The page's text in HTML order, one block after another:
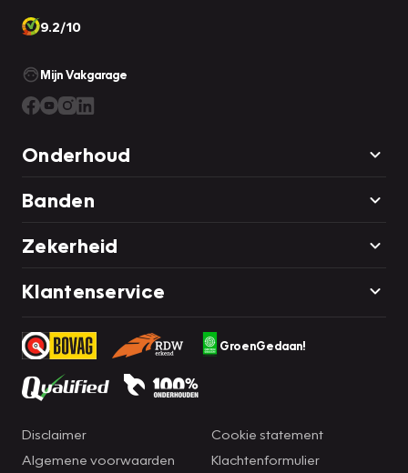
9.2/10
Mijn Vakgarage
Onderhoud
Banden
Zekerheid
Klantenservice
GroenGedaan!
Disclaimer
Algemene voorwaarden
Cookie statement
Klachtenformulier